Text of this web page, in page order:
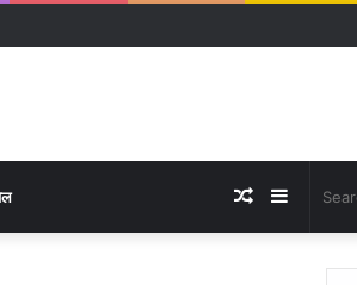
की सैलरी वाला मेगा ऑफर
Sidebar
Random